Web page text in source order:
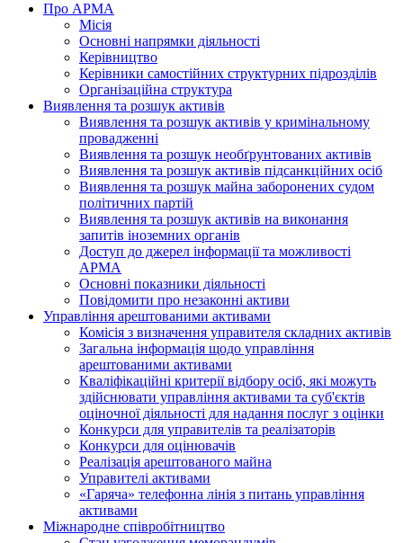
Про АРМА
Місія
Основні напрямки діяльності
Керівництво
Керівники самостійних структурних підрозділів
Організаційна структура
Виявлення та розшук активів
Виявлення та розшук активів у кримінальному
провадженні
Виявлення та розшук необґрунтованих активів
Виявлення та розшук активів підсанкційних осіб
Виявлення та розшук майна заборонених судом
політичних партій
Виявлення та розшук активів на виконання
запитів іноземних органів
Доступ до джерел інформації та можливості
АРМА
Основні показники діяльності
Повідомити про незаконні активи
Управління арештованими активами
Комісія з визначення управителя складних активів
Загальна інформація щодо управління
арештованими активами
Кваліфікаційні критерії відбору осіб, які можуть
здiйснювати управління активами та суб'єктів
оціночної діяльності для надання послуг з оцінки
Конкурси для управителів та реалізаторів
Конкурси для оцінювачів
Реалізація арештованого майна
Управителі активами
«Гаряча» телефонна лінія з питань управління
активами
Міжнародне співробітництво